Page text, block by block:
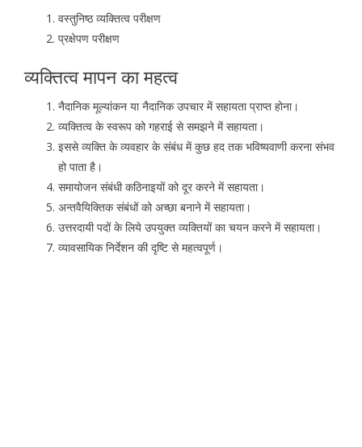
वस्तुनिष्ठ व्यक्तित्व परीक्षण
प्रक्षेपण परीक्षण
व्यक्तित्व मापन का महत्व
नैदानिक मूल्यांकन या नैदानिक उपचार में सहायता प्राप्त होना।
व्यक्तित्व के स्वरूप को गहराई से समझने में सहायता।
इससे व्यक्ति के व्यवहार के संबंध में कुछ हद तक भविष्यवाणी करना संभव
हो पाता है।
समायोजन संबंधी कठिनाइयों को दूर करने में सहायता।
अन्तवैयिक्तिक संबंधों को अच्छा बनाने में सहायता।
उत्तरदायी पदों के लिये उपयुक्त व्यक्तियों का चयन करने में सहायता।
व्यावसायिक निर्देशन की दृष्टि से महत्वपूर्ण।